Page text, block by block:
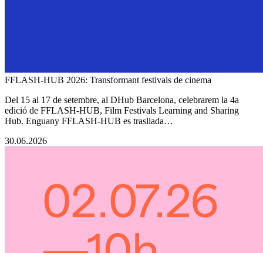
FFLASH-HUB 2026: Transformant festivals de cinema
Del 15 al 17 de setembre, al DHub Barcelona, celebrarem la 4a
edició de FFLASH-HUB, Film Festivals Learning and Sharing
Hub. Enguany FFLASH-HUB es trasllada…
30.06.2026